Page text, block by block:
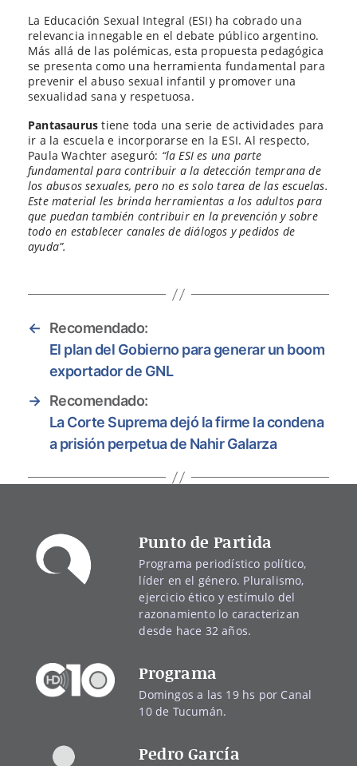
La Educación Sexual Integral (ESI) ha cobrado una
relevancia innegable en el debate público argentino.
Más allá de las polémicas, esta propuesta pedagógica
se presenta como una herramienta fundamental para
prevenir el abuso sexual infantil y promover una
sexualidad sana y respetuosa.
Pantasaurus tiene toda una serie de actividades para
ir a la escuela e incorporarse en la ESI. Al respecto,
Paula Wachter aseguró: “la ESI es una parte
fundamental para contribuir a la detección temprana de
los abusos sexuales, pero no es solo tarea de las escuelas.
Este material les brinda herramientas a los adultos para
que puedan también contribuir en la prevención y sobre
todo en establecer canales de diálogos y pedidos de
ayuda”.
←
Recomendado:
El plan del Gobierno para generar un boom
exportador de GNL
→ Recomendado:
La Corte Suprema dejó la firme la condena
a prisión perpetua de Nahir Galarza
Punto de Partida
Programa periodístico político,
líder en el género. Pluralismo,
ejercicio ético y estímulo del
razonamiento lo caracterizan
desde hace 32 años.
Programa
Domingos a las 19 hs por Canal
10 de Tucumán.
Pedro García